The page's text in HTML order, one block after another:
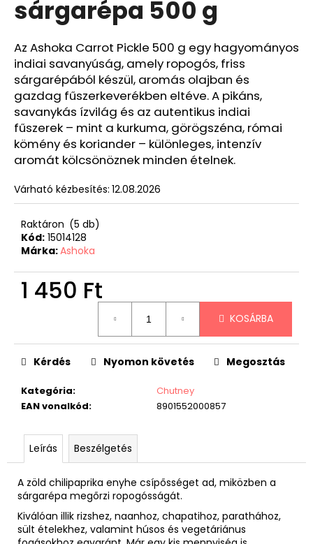
sárgarépa 500 g
Az Ashoka Carrot Pickle 500 g egy hagyományos
indiai savanyúság, amely ropogós, friss
sárgarépából készül, aromás olajban és
gazdag fűszerkeverékben eltéve. A pikáns,
savanykás ízvilág és az autentikus indiai
fűszerek – mint a kurkuma, görögszéna, római
kömény és koriander – különleges, intenzív
aromát kölcsönöznek minden ételnek.
Várható kézbesítés: 12.08.2026
Raktáron (5 db)
Kód: 15014128
Márka:Ashoka
1 450 Ft
KOSÁRBA
Kategória:
Chutney
EAN vonalkód: 8901552000857
Kérdés Nyomon követés Megosztás
Leírás Beszélgetés
A zöld chilipaprika enyhe csípősséget ad, miközben a
sárgarépa megőrzi ropogósságát.
Kiválóan illik rizshez, naanhoz, chapatihoz, parathához,
sült ételekhez, valamint húsos és vegetáriánus